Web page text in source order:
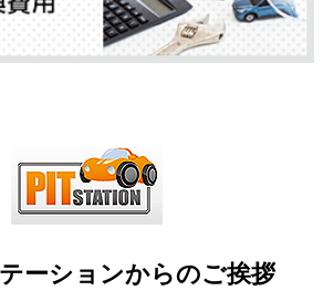
ーションからのご挨拶